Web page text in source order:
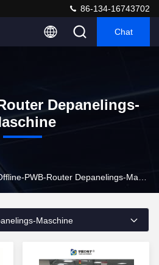
86-134-16743702
Chat
Depanelings-
Maschine